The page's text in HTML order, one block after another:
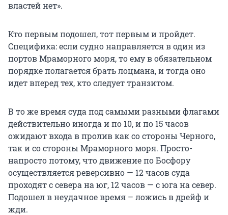
властей нет».
Кто первым подошел, тот первым и пройдет.
Специфика: если судно направляется в один из
портов Мраморного моря, то ему в обязательном
порядке полагается брать лоцмана, и тогда оно
идет вперед тех, кто следует транзитом.
В то же время суда под самыми разными флагами
действительно иногда и по 10, и по 15 часов
ожидают входа в пролив как со стороны Черного,
так и со стороны Мраморного моря. Просто-
напросто потому, что движение по Босфору
осуществляется реверсивно — 12 часов суда
проходят с севера на юг, 12 часов — с юга на север.
Подошел в неудачное время – ложись в дрейф и
жди.